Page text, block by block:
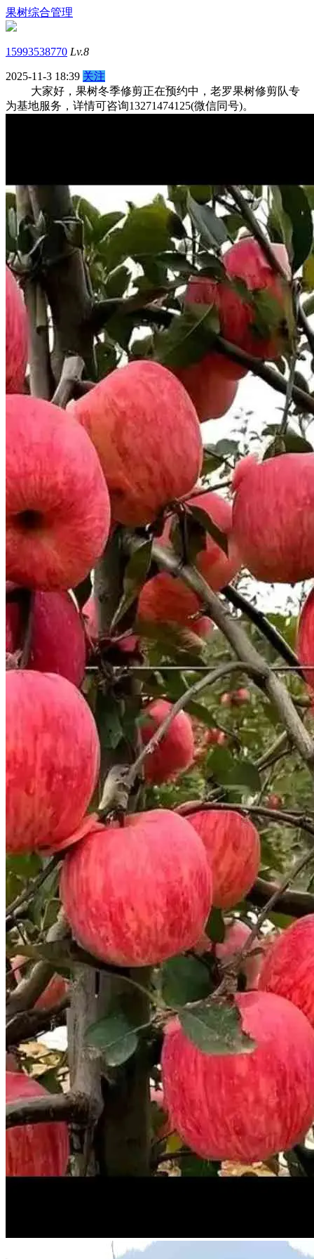
果树综合管理
15993538770 Lv.8
2025-11-3 18:39 关注
大家好，果树冬季修剪正在预约中，老罗果树修剪队专
为基地服务，详情可咨询13271474125(微信同号)。